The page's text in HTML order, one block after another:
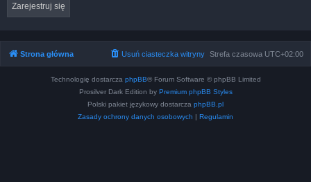
Zarejestruj się
Strona główna Strefa czasowa UTC+02:00
Usuń ciasteczka witryny
Technologię dostarcza phpBB® Forum Software © phpBB Limited
Prosilver Dark Edition by Premium phpBB Styles
Polski pakiet językowy dostarcza phpBB.pl
Zasady ochrony danych osobowych | Regulamin